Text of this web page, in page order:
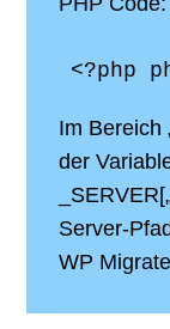
<?php
Im Bereich
der
Server-
WP